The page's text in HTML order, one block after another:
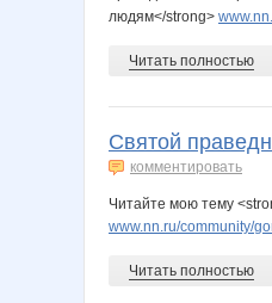
людям</strong>
Читать полностью
Святой
комментировать
Читайте мою тему
www.nn.ru/community/
Читать полностью